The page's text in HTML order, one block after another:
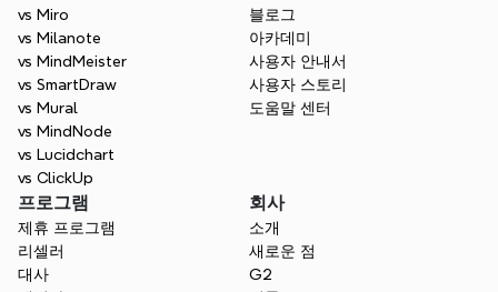
vs Miro
vs Milanote
vs MindMeister
vs SmartDraw
vs Mural
vs MindNode
vs Lucidchart
vs ClickUp
블로그
아카데미
사용자 안내서
사용자 스토리
도움말 센터
프로그램
제휴 프로그램
리셀러
대사
회사
소개
새로운 점
G2